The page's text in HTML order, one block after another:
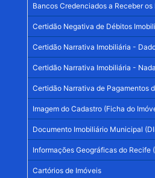
Bancos Credenciados a Receber os
Certidão Negativa de Débitos
Certidão Narrativa Imobiliária -
Certidão Narrativa Imobiliária -
Certidão Narrativa de Pagamentos
Imagem do Cadastro (Ficha do
Documento Imobiliário Municipal
Informações Geográficas do Recife
Cartórios de Imóveis